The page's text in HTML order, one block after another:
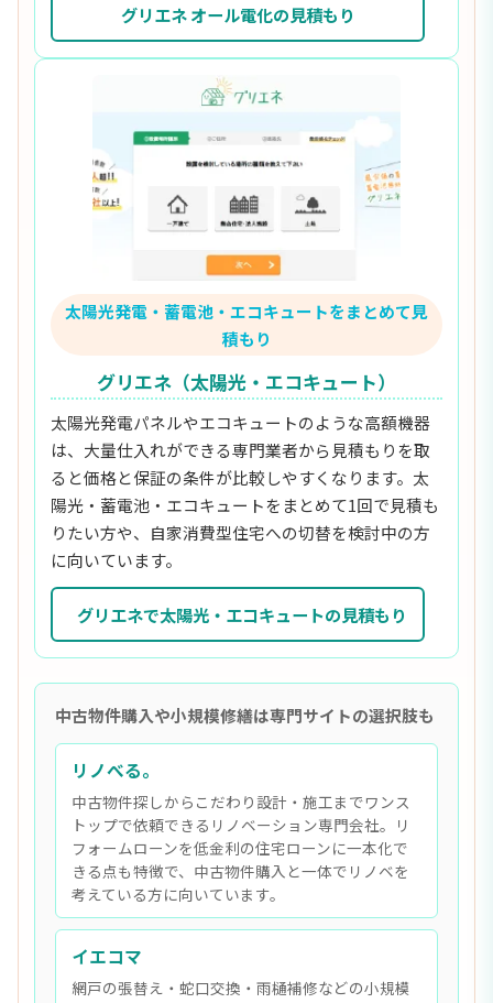
グリエネ オール電化の見積もり
太陽光発電・蓄電池・エコキュートをまとめて見
積もり
グリエネ（太陽光・エコキュート）
太陽光発電パネルやエコキュートのような高額機器
は、大量仕入れができる専門業者から見積もりを取
ると価格と保証の条件が比較しやすくなります。太
陽光・蓄電池・エコキュートをまとめて1回で見積も
りたい方や、自家消費型住宅への切替を検討中の方
に向いています。
グリエネで太陽光・エコキュートの見積もり
中古物件購入や小規模修繕は専門サイトの選択肢も
リノべる。
中古物件探しからこだわり設計・施工までワンス
トップで依頼できるリノベーション専門会社。リ
フォームローンを低金利の住宅ローンに一本化で
きる点も特徴で、中古物件購入と一体でリノベを
考えている方に向いています。
イエコマ
網戸の張替え・蛇口交換・雨樋補修などの小規模